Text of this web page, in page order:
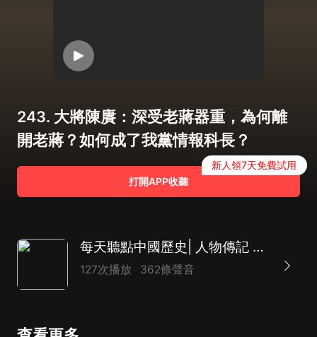
243. 大將陳賡：深受老蔣器重，為何離
開老蔣？如何成了我黨情報科長？
打開APP收聽
新人領7天免費試用
每天聽點中國歷史| 人物傳記 逸聞趣史 軍事紀實
127次播放 362條聲音